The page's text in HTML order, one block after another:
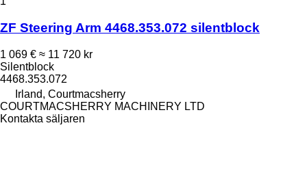
ZF Steering Arm 4468.353.072 silentblock
1 069 € ≈ 11 720 kr
Silentblock
4468.353.072
Irland, Courtmacsherry
COURTMACSHERRY MACHINERY LTD
Kontakta säljaren